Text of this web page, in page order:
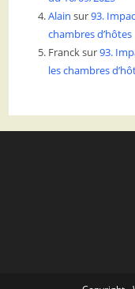
Alain sur93.
chambres d’hôtes
Francksur93.
les chambres